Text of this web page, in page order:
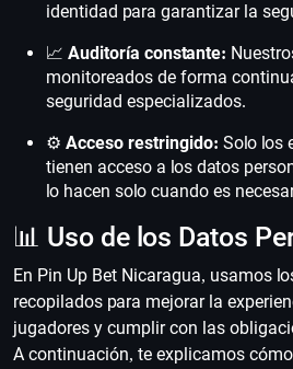
identidad para garantizar la
📈 Auditoría constante:
monitoreados de forma
seguridad especializados.
⚙️ Acceso restringido: Solo los
tienen acceso a los datos
lo hacen solo cuando es
📊 Uso de los Datos
En Pin Up Bet Nicaragua, usamos
recopilados para mejorar la
jugadores y cumplir con las
A continuación, te explicamos